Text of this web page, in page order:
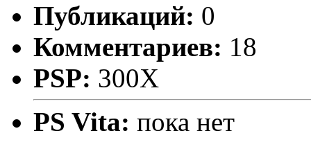
Публикаций: 0
Комментариев: 18
PSP: 300X
PS Vita: пока нет